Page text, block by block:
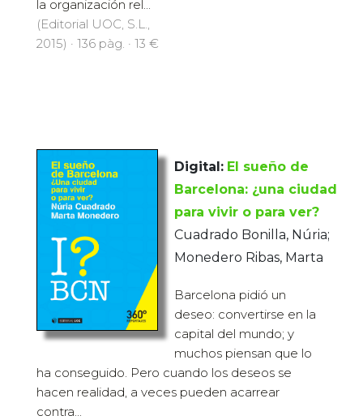
la organización rel...
(Editorial UOC, S.L.,
2015) · 136 pàg. · 13 €
Digital: El sueño de
Barcelona: ¿una ciudad
para vivir o para ver?
Cuadrado Bonilla, Núria;
Monedero Ribas, Marta
Barcelona pidió un
deseo: convertirse en la
capital del mundo; y
muchos piensan que lo
ha conseguido. Pero cuando los deseos se
hacen realidad, a veces pueden acarrear
contra...